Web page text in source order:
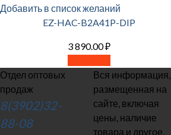
Добавить в список желаний
EZ-HAC-B2A41P-DIP
3 890.00₽
Отдел оптовых
продаж
8(3902)32-
88-08
Вся информация,
размещенная на
сайте, включая
цены, наличие
товара и другое,